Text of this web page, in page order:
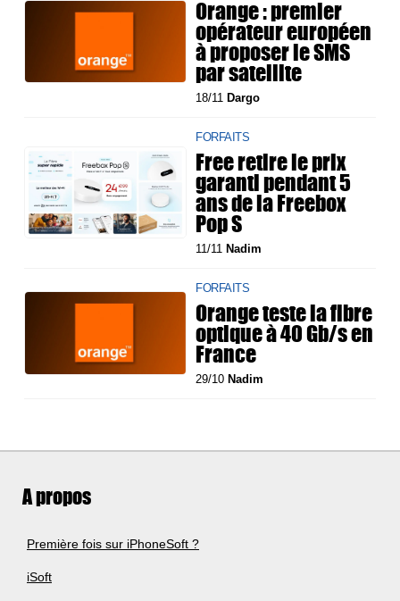
Orange : premier
opérateur européen
à proposer le SMS
par satellite
18/11Dargo
FORFAITS
Free retire le prix
garanti pendant 5
ans de la Freebox
Pop S
11/11Nadim
FORFAITS
Orange teste la fibre
optique à 40 Gb/s en
France
29/10Nadim
A propos
Première fois sur iPhoneSoft ?
iSoft